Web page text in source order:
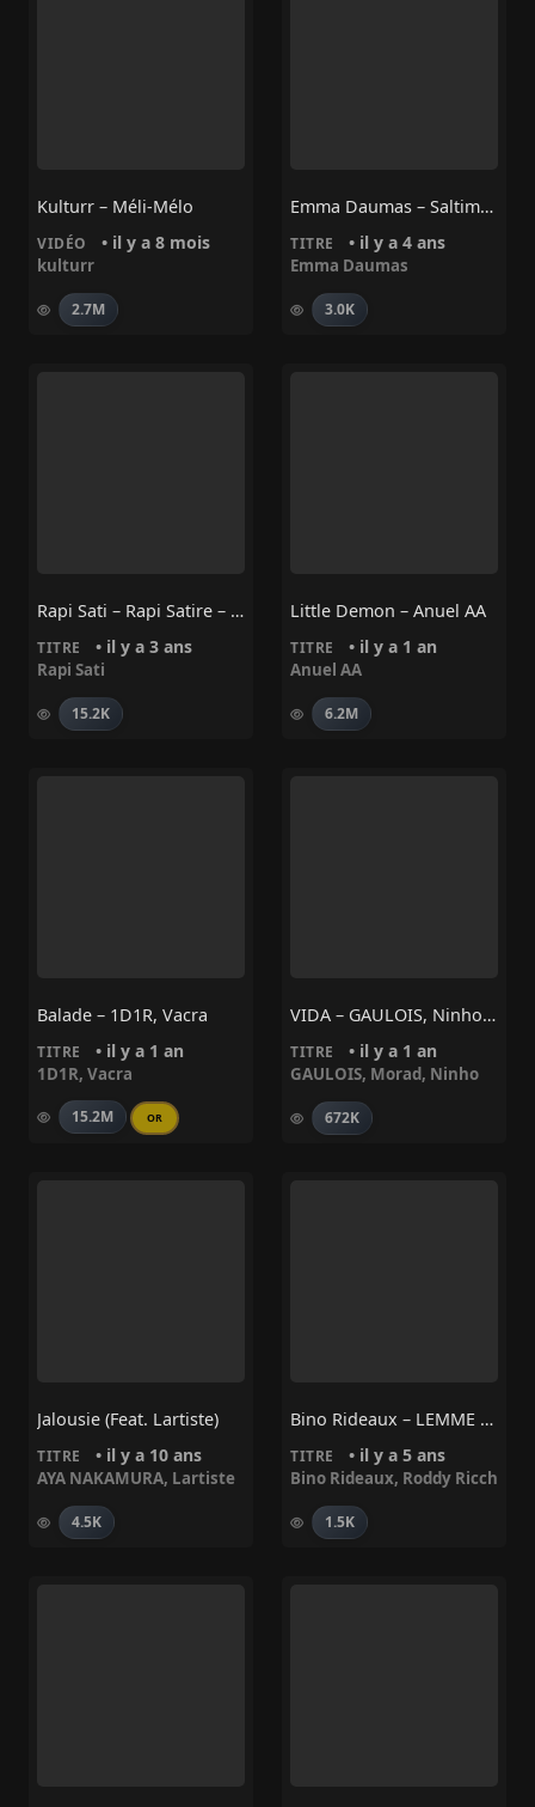
Kulturr – Méli-Mélo
VIDÉO • il y a 8 mois
kulturr
2.7M
Emma Daumas – Saltimbranques (Abyssal Remix)
TITRE • il y a 4 ans
Emma Daumas
3.0K
Rapi Sati – Rapi Satire – La Relève
TITRE • il y a 3 ans
Rapi Sati
15.2K
Little Demon – Anuel AA
TITRE • il y a 1 an
Anuel AA
6.2M
Balade – 1D1R, Vacra
TITRE • il y a 1 an
1D1R, Vacra
15.2M OR
VIDA – GAULOIS, Ninho, Morad
TITRE • il y a 1 an
GAULOIS, Morad, Ninho
672K
Jalousie (feat. Lartiste)
TITRE • il y a 10 ans
AYA NAKAMURA, Lartiste
4.5K
Bino Rideaux – LEMME FIND OUT Feat Roddy Ricch
TITRE • il y a 5 ans
Bino Rideaux, Roddy Ricch
1.5K